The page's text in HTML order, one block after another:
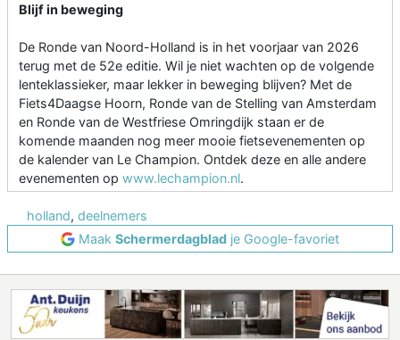
Blijf in beweging
De Ronde van Noord-Holland is in het voorjaar van 2026
terug met de 52e editie. Wil je niet wachten op de volgende
lenteklassieker, maar lekker in beweging blijven? Met de
Fiets4Daagse Hoorn, Ronde van de Stelling van Amsterdam
en Ronde van de Westfriese Omringdijk staan er de
komende maanden nog meer mooie fietsevenementen op
de kalender van Le Champion. Ontdek deze en alle andere
evenementen op www.lechampion.nl.
holland, deelnemers
Maak Schermerdagblad je Google-favoriet